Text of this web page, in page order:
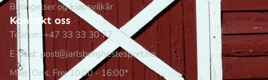
Betingelser og kjøpsvilkår
Kontakt oss
Telefon: +47 33 33 30 77
E-post: post@jarlsberghestesport.no
Man, Ons, Fre: 10:00 - 16:00*